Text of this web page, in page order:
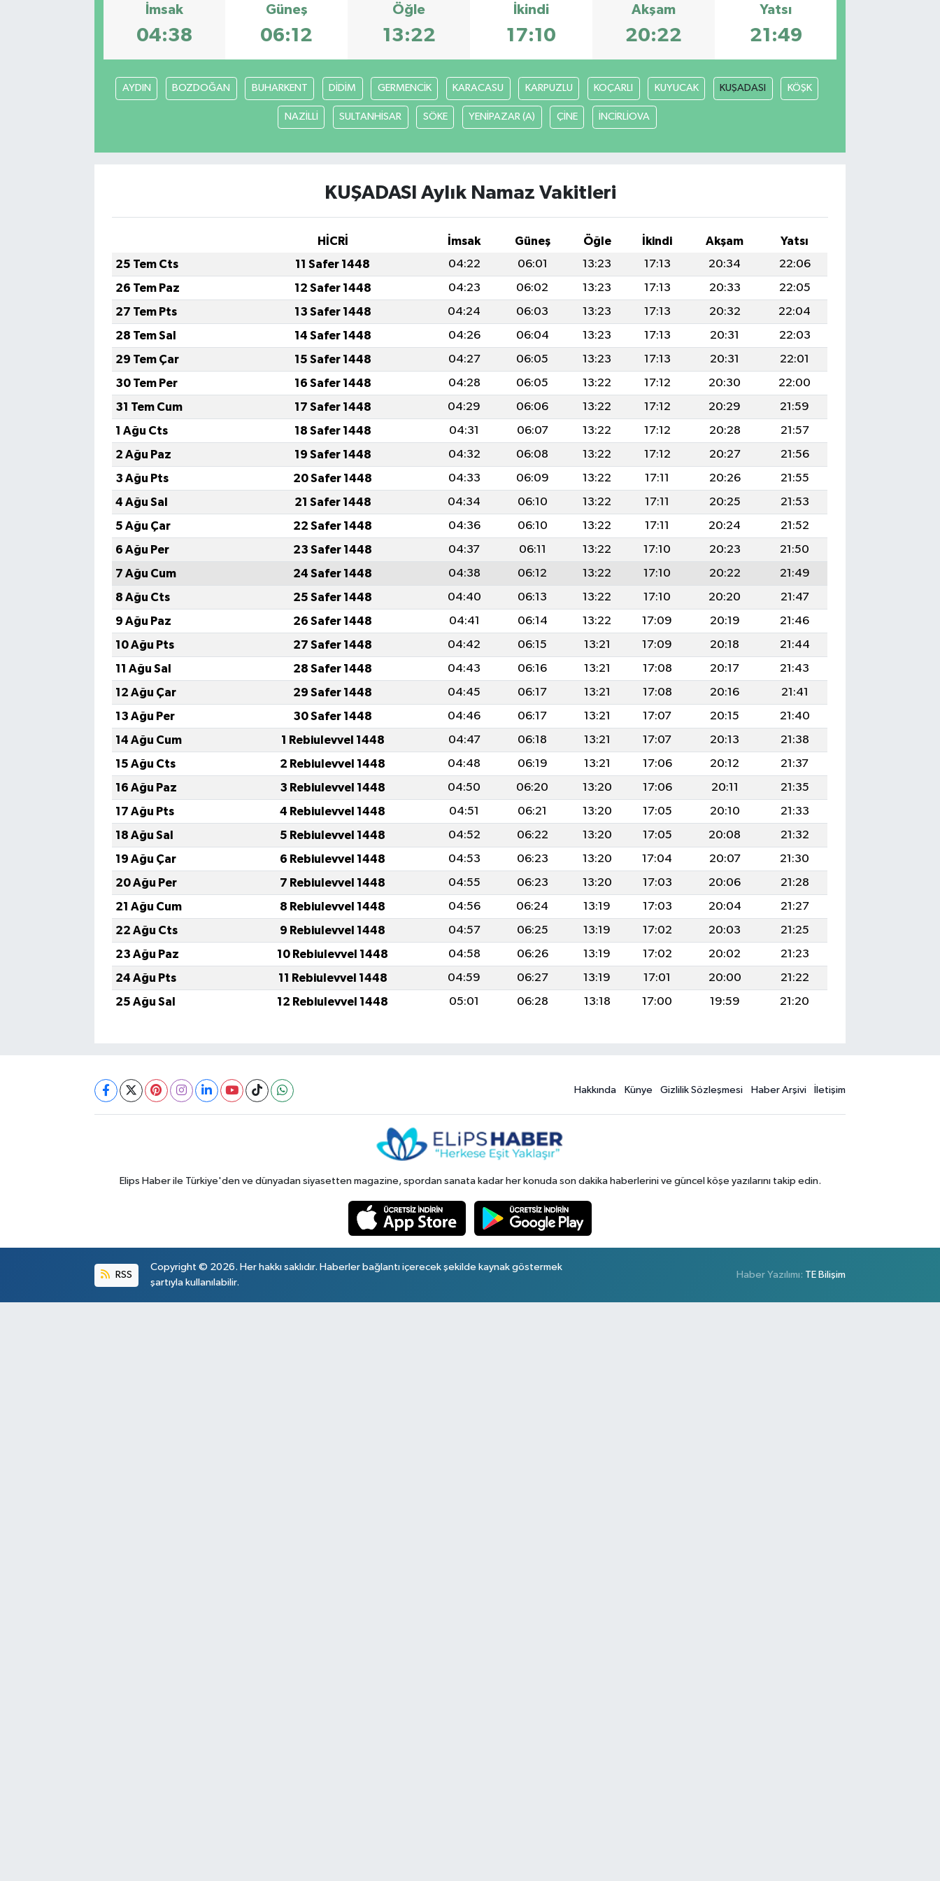
İmsak
04:38
Güneş
06:12
Öğle
13:22
İkindi
17:10
Akşam
20:22
Yatsı
21:49
AYDIN BOZDOĞAN BUHARKENT DİDİM GERMENCİK KARACASU KARPUZLU KOÇARLI KUYUCAK KUŞADASI KÖŞK
NAZİLLİ SULTANHİSAR SÖKE YENİPAZAR (A) ÇİNE İNCİRLİOVA
KUŞADASI Aylık Namaz Vakitleri
HİCRİ İmsak Güneş Öğle İkindi Akşam
Yatsı
25 Tem Cts
11 Safer 1448 04:22 06:01 13:23 17:13 20:34
22:06
26 Tem Paz
12 Safer 1448 04:23 06:02 13:23 17:13 20:33
22:05
27 Tem Pts
13 Safer 1448 04:24 06:03 13:23 17:13 20:32
22:04
28 Tem Sal
14 Safer 1448 04:26 06:04 13:23 17:13 20:31
22:03
29 Tem Çar
15 Safer 1448 04:27 06:05 13:23 17:13 20:31
22:01
30 Tem Per
16 Safer 1448 04:28 06:05 13:22 17:12 20:30
22:00
31 Tem Cum
17 Safer 1448 04:29 06:06 13:22 17:12 20:29
21:59
1 Ağu Cts
18 Safer 1448 04:31 06:07 13:22 17:12 20:28
21:57
2 Ağu Paz
19 Safer 1448 04:32 06:08 13:22 17:12 20:27
21:56
3 Ağu Pts
20 Safer 1448 04:33 06:09 13:22 17:11 20:26
21:55
4 Ağu Sal
21 Safer 1448 04:34 06:10 13:22 17:11 20:25
21:53
5 Ağu Çar
22 Safer 1448 04:36 06:10 13:22 17:11 20:24
21:52
6 Ağu Per
23 Safer 1448 04:37 06:11 13:22 17:10 20:23
21:50
7 Ağu Cum
24 Safer 1448 04:38 06:12 13:22 17:10 20:22
21:49
8 Ağu Cts
25 Safer 1448 04:40 06:13 13:22 17:10 20:20
21:47
9 Ağu Paz
26 Safer 1448 04:41 06:14 13:22 17:09 20:19
21:46
10 Ağu Pts
27 Safer 1448 04:42 06:15 13:21 17:09 20:18
21:44
11 Ağu Sal
28 Safer 1448 04:43 06:16 13:21 17:08 20:17
21:43
12 Ağu Çar
29 Safer 1448 04:45 06:17 13:21 17:08 20:16
21:41
13 Ağu Per
30 Safer 1448 04:46 06:17 13:21 17:07 20:15
21:40
14 Ağu Cum
1 Rebiulevvel 1448 04:47 06:18 13:21 17:07 20:13
21:38
15 Ağu Cts
2 Rebiulevvel 1448 04:48 06:19 13:21 17:06 20:12
21:37
16 Ağu Paz
3 Rebiulevvel 1448 04:50 06:20 13:20 17:06 20:11
21:35
17 Ağu Pts
4 Rebiulevvel 1448 04:51 06:21 13:20 17:05 20:10
21:33
18 Ağu Sal
5 Rebiulevvel 1448 04:52 06:22 13:20 17:05 20:08
21:32
19 Ağu Çar
6 Rebiulevvel 1448 04:53 06:23 13:20 17:04 20:07
21:30
20 Ağu Per
7 Rebiulevvel 1448 04:55 06:23 13:20 17:03 20:06
21:28
21 Ağu Cum
8 Rebiulevvel 1448 04:56 06:24 13:19 17:03 20:04
21:27
22 Ağu Cts
9 Rebiulevvel 1448 04:57 06:25 13:19 17:02 20:03
21:25
23 Ağu Paz
10 Rebiulevvel 1448 04:58 06:26 13:19 17:02 20:02
21:23
24 Ağu Pts
11 Rebiulevvel 1448 04:59 06:27 13:19 17:01 20:00
21:22
25 Ağu Sal
12 Rebiulevvel 1448 05:01 06:28 13:18 17:00 19:59 21:20
Hakkında Künye Gizlilik Sözleşmesi Haber Arşivi İletişim
Elips Haber ile Türkiye'den ve dünyadan siyasetten magazine, spordan sanata kadar her konuda son dakika haberlerini ve güncel köşe yazılarını takip edin.
RSS
Copyright © 2026. Her hakkı saklıdır. Haberler bağlantı içerecek şekilde kaynak göstermek
şartıyla kullanılabilir.
Haber Yazılımı: TE Bilişim
2024 Seçim Sonuçları